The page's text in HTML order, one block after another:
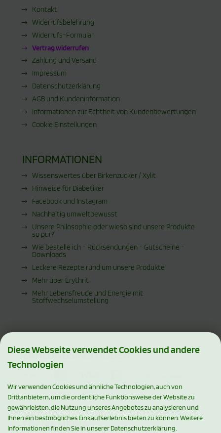
Kontakt
Widerrufsbelehrung
Widerrufs-Formular
Vertrag widerrufen
Zahlung und Versand
Impressum
Datenschutzerklärung
AGB und Kundeninformation
Informationen zur Echtheit von Kundenbewertungen
Cookie Einstellungen
INFORMATIONEN
Wissenswertes über Birkenzucker / Xylit
Hinweise für Diabetiker
Facebook und Instagram
Nachhaltig umweltbewusst
Unsere Philosophie oder wieso sind unsere Produkte
so pur?
Wie bestelle ich - Rücksendungen - Gutscheine -
Downloads
Leckere Rezepte rund um unsere Produkte
Mehr über Erythrit
Mehr Lebensfreude und Energie mit
Stoffwechselumstellung
ZAHLUNGSMETHODEN
SOCIAL MEDIA
Diese Webseite verwendet Cookies und andere
Technologien
Wir verwenden Cookies und ähnliche Technologien, auch von
Drittanbietern, um die ordentliche Funktionsweise der Website zu
gewährleisten, die Nutzung unseres Angebotes zu analysieren und
Ihnen ein bestmögliches Einkaufserlebnis bieten zu können. Weitere
Informationen finden Sie in unserer Datenschutzerklärung.